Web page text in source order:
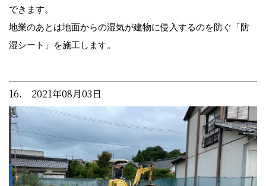
できます。
地業のあとは地面からの湿気が建物に侵入するのを防ぐ「防
湿シート」を施工します。
16. 2021年08月03日